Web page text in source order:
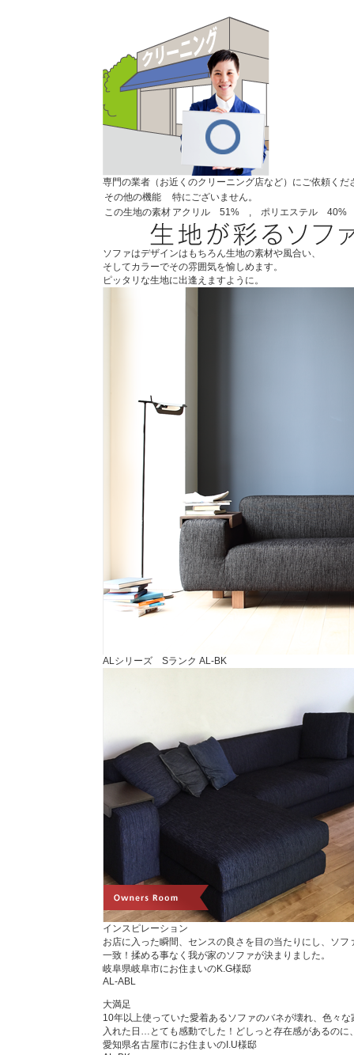
専門の業者（お近くのクリーニング店など）にご依頼く
その他の機能
特にございません。
この生地の素材 アクリル 51% , ポリエステル
ソファはデザインはもちろん生地の素材や風合い、
そしてカラーでその雰囲気を愉しめます。
ピッタリな生地に出逢えますように。
ALシリーズ Sランク AL-BK
インスピレーション
お店に入った瞬間、センスの良さを目の当たりにし、ソ
一致！揉める事なく我が家のソファが決まりました。
岐阜県岐阜市にお住まいのK.G様邸
AL-ABL
大満足
10年以上使っていた愛着あるソファのバネが壊れ、色々
入れた日…とても感動でした！どしっと存在感があるの
愛知県名古屋市にお住まいのI.U様邸